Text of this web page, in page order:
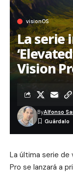
visionOS
La serie
Vision
ByAlfonso
La última serie de
Pro se lanzará a